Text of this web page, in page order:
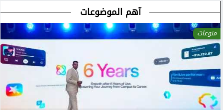
آهم الموضوعات
منوعات